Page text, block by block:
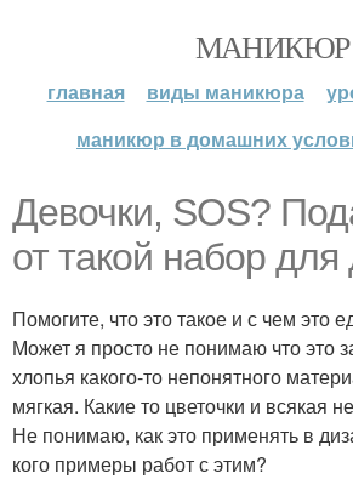
МАНИКЮР
главная виды маникюра
маникюр в домашних
Девочки, SOS?
от такой набор для
Помогите, что это такое и с чем это
Может я просто не понимаю что это
хлопья какого-то непонятного
мягкая. Какие то цветочки и всякая
Не понимаю, как это применять в
кого примеры работ с этим?